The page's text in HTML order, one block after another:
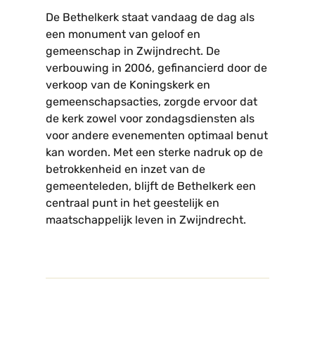
De Bethelkerk staat vandaag de dag als
een monument van geloof en
gemeenschap in Zwijndrecht. De
verbouwing in 2006, gefinancierd door de
verkoop van de Koningskerk en
gemeenschapsacties, zorgde ervoor dat
de kerk zowel voor zondagsdiensten als
voor andere evenementen optimaal benut
kan worden. Met een sterke nadruk op de
betrokkenheid en inzet van de
gemeenteleden, blijft de Bethelkerk een
centraal punt in het geestelijk en
maatschappelijk leven in Zwijndrecht.